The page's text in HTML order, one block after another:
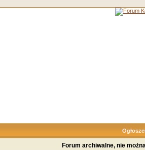
Forum archiwalne, nie